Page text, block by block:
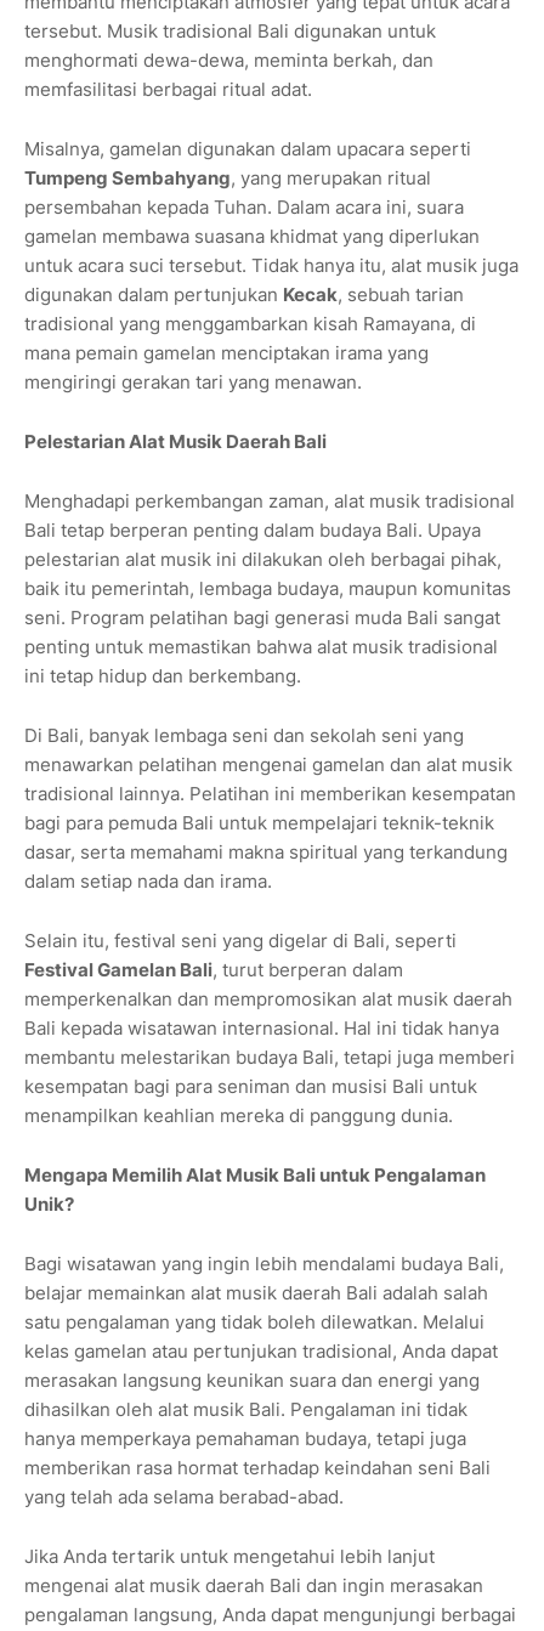
tersebut. Musik tradisional Bali digunakan untuk
menghormati dewa-dewa, meminta berkah, dan
memfasilitasi berbagai ritual adat.
Misalnya, gamelan digunakan dalam upacara seperti
Tumpeng Sembahyang, yang merupakan ritual
persembahan kepada Tuhan. Dalam acara ini, suara
gamelan membawa suasana khidmat yang diperlukan
untuk acara suci tersebut. Tidak hanya itu, alat musik juga
digunakan dalam pertunjukan Kecak, sebuah tarian
tradisional yang menggambarkan kisah Ramayana, di
mana pemain gamelan menciptakan irama yang
mengiringi gerakan tari yang menawan.
Pelestarian Alat Musik Daerah Bali
Menghadapi perkembangan zaman, alat musik tradisional
Bali tetap berperan penting dalam budaya Bali. Upaya
pelestarian alat musik ini dilakukan oleh berbagai pihak,
baik itu pemerintah, lembaga budaya, maupun komunitas
seni. Program pelatihan bagi generasi muda Bali sangat
penting untuk memastikan bahwa alat musik tradisional
ini tetap hidup dan berkembang.
Di Bali, banyak lembaga seni dan sekolah seni yang
menawarkan pelatihan mengenai gamelan dan alat musik
tradisional lainnya. Pelatihan ini memberikan kesempatan
bagi para pemuda Bali untuk mempelajari teknik-teknik
dasar, serta memahami makna spiritual yang terkandung
dalam setiap nada dan irama.
Selain itu, festival seni yang digelar di Bali, seperti
Festival Gamelan Bali, turut berperan dalam
memperkenalkan dan mempromosikan alat musik daerah
Bali kepada wisatawan internasional. Hal ini tidak hanya
membantu melestarikan budaya Bali, tetapi juga memberi
kesempatan bagi para seniman dan musisi Bali untuk
menampilkan keahlian mereka di panggung dunia.
Mengapa Memilih Alat Musik Bali untuk Pengalaman
Unik?
Bagi wisatawan yang ingin lebih mendalami budaya Bali,
belajar memainkan alat musik daerah Bali adalah salah
satu pengalaman yang tidak boleh dilewatkan. Melalui
kelas gamelan atau pertunjukan tradisional, Anda dapat
merasakan langsung keunikan suara dan energi yang
dihasilkan oleh alat musik Bali. Pengalaman ini tidak
hanya memperkaya pemahaman budaya, tetapi juga
memberikan rasa hormat terhadap keindahan seni Bali
yang telah ada selama berabad-abad.
Jika Anda tertarik untuk mengetahui lebih lanjut
mengenai alat musik daerah Bali dan ingin merasakan
pengalaman langsung, Anda dapat mengunjungi berbagai